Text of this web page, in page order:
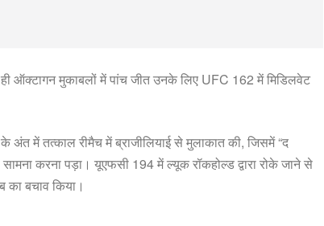
ऑक्टागन मुकाबलों में पांच जीत उनके लिए UFC 162 में मिडिलवेट
अंत में तत्काल रीमैच में ब्राजीलियाई से मुलाकात की, जिसमें “द
करना पड़ा। यूएफसी 194 में ल्यूक रॉकहोल्ड द्वारा रोके जाने से
का बचाव किया।